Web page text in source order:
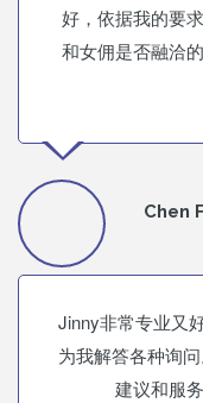
好，依据我的要
和女佣是否融洽
Chen
Jinny非常专业又
为我解答各种询
建议和服